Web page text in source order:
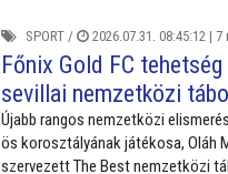
SPORT/ 2026.07.31. 08:45:12 | 7
Főnix Gold FC
sevillai nemzetközi
Újabb rangos nemzetközi
ös korosztályának játékosa, Oláh
szervezett The Best nemzetközi